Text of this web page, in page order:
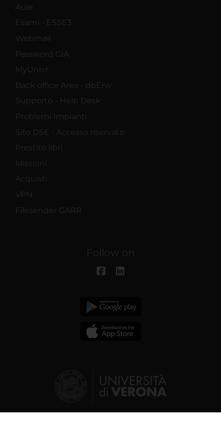
Aule
Esami - ESSE3
Webmail
Password GIA
MyUnivr
Back office Area - dbErw
Supporto - Help Desk
Problemi Impianti
Sito DSE - Accesso riservato
Prestito libri
Missioni
Acquisti
VPN
Filesender GARR
Follow on